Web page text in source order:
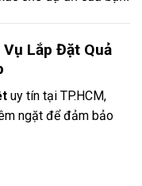
Lắp Đặt Quả
uy tín tại TP.HCM,
ngặt để đảm bảo